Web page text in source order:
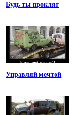
Будь ты проклят
Управляй мечтой